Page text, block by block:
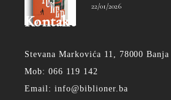
22/01/2026
Kontakt
Stevana Markovića 11, 78000
Mob: 066 119 142
Email: info@biblioner.ba